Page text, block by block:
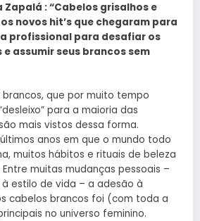
Zapalá : “Cabelos grisalhos e
novos hit’s que chegaram para
profissional para desafiar os
assumir seus brancos sem
que por muito tempo
para a maioria das
mais vistos dessa forma.
anos em que o mundo todo
muitos hábitos e rituais de beleza
muitas mudanças pessoais –
estilo de vida – a adesão à
cabelos brancos foi (com toda a
no universo feminino.